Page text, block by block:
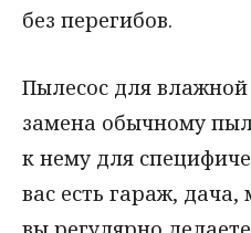
без перегибов.
Пылесос для
замена обычному
к нему для
вас есть гараж,